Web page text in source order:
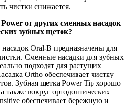
чистки снижается.
от других сменных насадок
зубных щеток?
Oral-B предназначены для
Сменные насадки для зубных
подходят для растущих
Ortho обеспечивает чистку
Зубная щетка Power Tip хорошо
также вокруг ортодонтических
обеспечивает бережную и